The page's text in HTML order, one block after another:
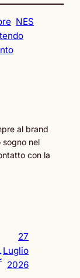
NES
al brand
sogno nel
con la
27
Luglio
2026